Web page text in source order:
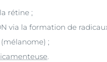
rétine ;
via la formation de
;
.